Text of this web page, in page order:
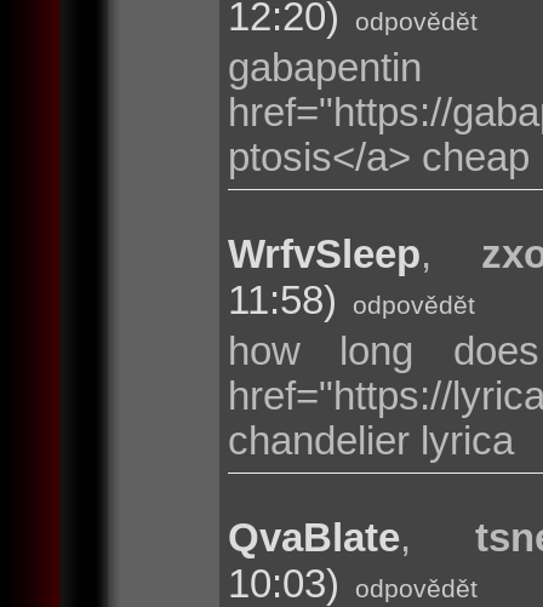
12:20)
odpovědět
href="https://
ptosis</a>
WrfvSleep,
11:58)
odpovědět
how long
href="https://
chandelier lyrica
QvaBlate,
10:03)
odpovědět